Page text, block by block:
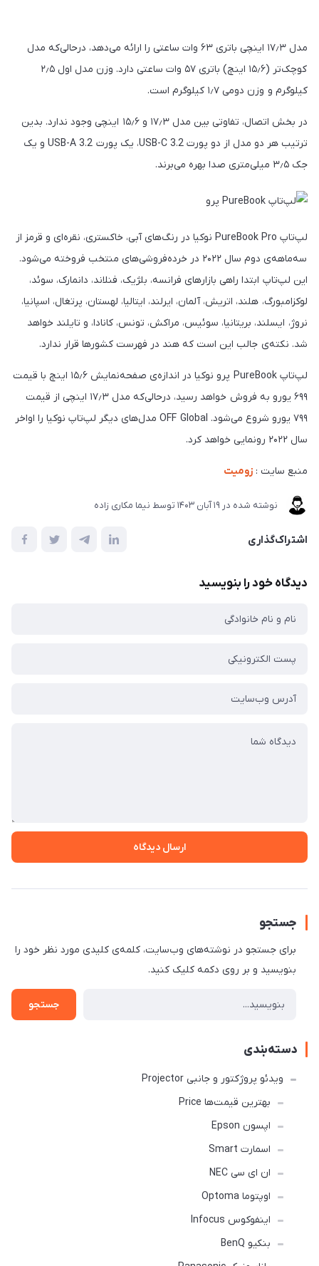
مدل ۱۷٫۳ اینچی باتری ۶۳ وات ساعتی را ارائه می‌دهد، درحالی‌که مدل
کوچک‌تر (۱۵٫۶ اینچ) باتری ۵۷ وات ساعتی دارد. وزن مدل اول ۲٫۵
کیلوگرم و وزن دومی ۱٫۷ کیلوگرم است.
در بخش اتصال، تفاوتی بین مدل ۱۷٫۳ و ۱۵٫۶ اینچی وجود ندارد. بدین
ترتیب هر دو مدل از دو پورت USB-C 3.2، یک پورت USB-A 3.2 و یک
جک ۳٫۵ میلی‌متری صدا بهره می‌برند.
لپ‌تاپ PureBook Pro نوکیا در رنگ‌های آبی، خاکستری، نقره‌ای و قرمز از
سه‌ماهه‌ی دوم سال ۲۰۲۲ در خرده‌فروشی‌های منتخب فروخته می‌شود.
این لپ‌تاپ ابتدا راهی بازارهای فرانسه، بلژیک، فنلاند، دانمارک، سوئد،
لوکزامبورگ، هلند، اتریش، آلمان، ایرلند، ایتالیا، لهستان، پرتغال، اسپانیا،
نروژ، ایسلند، بریتانیا، سوئیس، مراکش، تونس، کانادا، و تایلند خواهد
شد. نکته‌ی جالب این است که هند در فهرست کشورها قرار ندارد.
لپ‌تاپ PureBook پرو نوکیا در اندازه‌ی صفحه‌نمایش ۱۵٫۶ اینچ با قیمت
۶۹۹ یورو به فروش خواهد رسید، در‌حالی‌که مدل ۱۷٫۳ اینچی از قیمت
۷۹۹ یورو شروع می‌شود. OFF Global مدل‌های دیگر لپ‌تاپ نوکیا را اواخر
سال ۲۰۲۲ رونمایی خواهد کرد.
منبع سایت : زومیت
نوشته شده در 19 آبان 1403 توسط نیما مکاری زاده
اشتراک‌گذاری
دیدگاه خود را بنویسید
ارسال دیدگاه
جستجو
برای جستجو در نوشته‌های وب‌سایت، کلمه‌ی کلیدی مورد نظر خود را
بنویسید و بر روی دکمه کلیک کنید.
جستجو
دسته‌بندی
ویدئو پروژکتور و جانبی Projector
بهترین قیمت‌ها Price
اپسون Epson
اسمارت Smart
ان ای سی NEC
اوپتوما Optoma
اینفوکوس Infocus
بنکیو BenQ